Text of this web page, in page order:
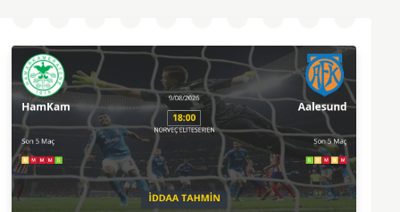
geçmesi ve her iki takımın da sahada etkili olması muhtemel.